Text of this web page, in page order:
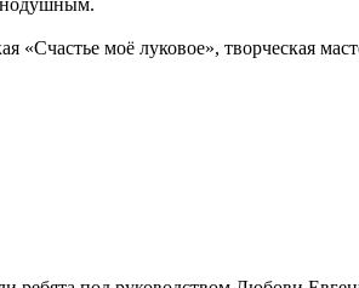
«Счастье моё луковое», творческая